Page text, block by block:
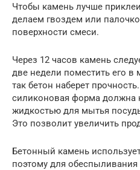
Чтобы камень лучше
делаем гвоздем или
поверхности смеси.
Через 12 часов камень
две недели поместить его
так бетон наберет
силиконовая форма должна
жидкостью для мытья
Это позволит увеличить
Бетонный камень
поэтому для